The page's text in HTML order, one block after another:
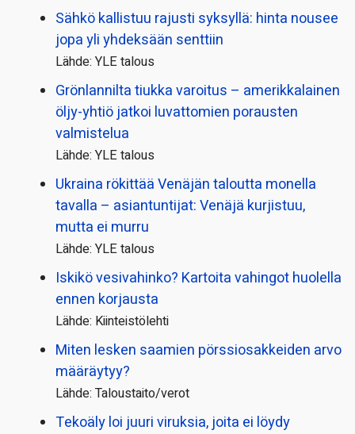
Sähkö kallistuu rajusti syksyllä: hinta nousee
jopa yli yhdeksään senttiin
Lähde: YLE talous
Grönlannilta tiukka varoitus – amerikkalainen
öljy-yhtiö jatkoi luvattomien porausten
valmistelua
Lähde: YLE talous
Ukraina rökittää Venäjän taloutta monella
tavalla – asiantuntijat: Venäjä kurjistuu,
mutta ei murru
Lähde: YLE talous
Iskikö vesivahinko? Kartoita vahingot huolella
ennen korjausta
Lähde: Kiinteistölehti
Miten lesken saamien pörssi­osakkeiden arvo
määräytyy?
Lähde: Taloustaito/verot
Tekoäly loi juuri viruksia, joita ei löydy